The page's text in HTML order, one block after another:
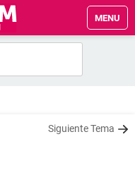
MENU
Siguiente Tema